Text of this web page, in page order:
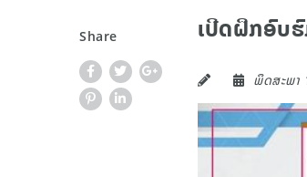
Share ເປີດຝຶກອົບຮົ
ພຶດສະພາ